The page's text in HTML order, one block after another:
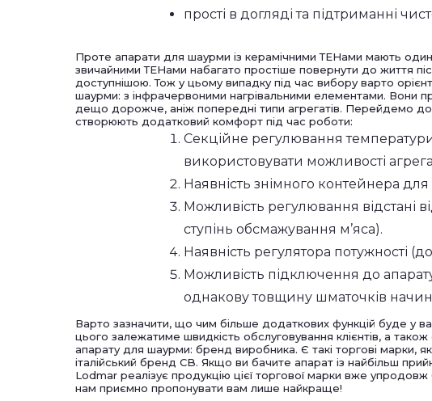
прості в догляді та підтриманні
Проте апарати для шаурми із керамічними ТЕНами мають один
звичайними ТЕНами набагато простіше повернути до життя
доступнішою. Тож у цьому випадку під час вибору варто
шаурми: з інфрачервоними нагрівальними елементами. Вони
дещо дорожче, аніж попередні типи агрегатів. Перейдемо
створюють додатковий комфорт під час роботи:
Секційне регулювання
використовувати можливості
Наявність знімного контейнера
Можливість регулювання відстані
ступінь обсмажування м’яса).
Наявність регулятора потужності
Можливість підключення до
однакову товщину шматочків
Варто зазначити, що чим більше додаткових функцій буде у
цього залежатиме швидкість обслуговування клієнтів, а
апарату для шаурми: бренд виробника. Є такі торгові марки,
італійський бренд CB. Якщо ви бачите апарат із найбільш
Lodmar реалізує продукцію цієї торгової марки вже упродовж
нам приємно пропонувати вам лише найкраще!